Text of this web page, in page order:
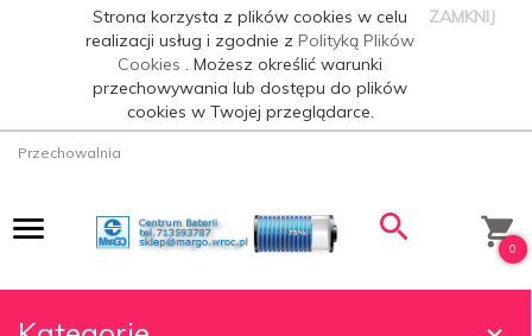
Strona korzysta z plików cookies w celu
realizacji usług i zgodnie zPolityką Plików
Cookies. Możesz określić warunki
przechowywania lub dostępu do plików
cookies w Twojej przeglądarce.
ZAMKNIJ
Przechowalnia
0